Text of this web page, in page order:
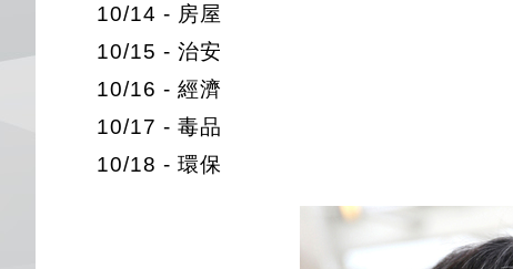
10/14 - 房屋
10/15 - 治安
10/16 - 經濟
10/17 - 毒品
10/18 - 環保